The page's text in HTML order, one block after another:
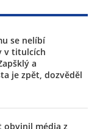
se nelíbí
v titulcích
a
je zpět, dozvěděl
obvinil média z